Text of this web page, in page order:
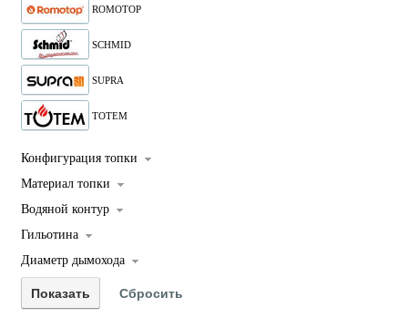
ROMOTOP
SCHMID
SUPRA
TOTEM
Конфигурация топки
Материал топки
Водяной контур
Гильотина
Диаметр дымохода